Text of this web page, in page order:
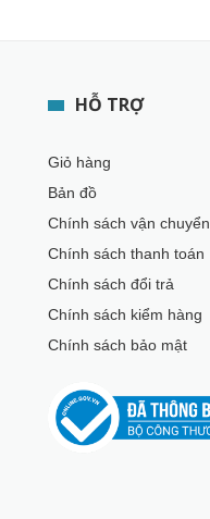
HỖ TRỢ
Giỏ hàng
Bản đồ
Chính sách vận chuyển
Chính sách thanh toán
Chính sách đổi trả
Chính sách kiểm hàng
Chính sách bảo mật